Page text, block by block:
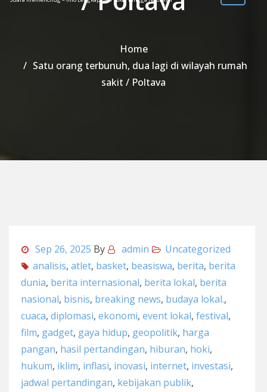
Home
Satu orang terbunuh, dua lagi di wilayah rumah
sakit / Poltava
Sep 26, 2025 By admin
Uncategorized
analisis, atlet, basket, beasiswa, berita, berita
dunia, berita internasional, berita lokal, berita
nasional, bisnis, breaking news, budaya lokal.,
cuaca, diplomasi, ekonomi, event lokal, festival,
film, gadget, gaya hidup, geopolitik, harga
pangan, hasil pertandingan, hiburan, hoki,
hukum, iklim, inflasi, inovasi, internet, investasi,
jadwal pertandingan, kebijakan publik,